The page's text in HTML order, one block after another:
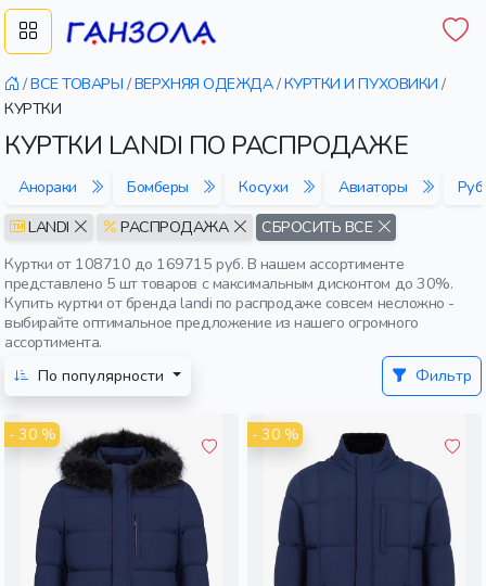
/ВСЕ ТОВАРЫ /ВЕРХНЯЯ ОДЕЖДА/КУРТКИ И ПУХОВИКИ /
КУРТКИ
КУРТКИ LANDI ПО РАСПРОДАЖЕ
Анораки Бомберы Косухи Авиаторы
LANDI
РАСПРОДАЖА
СБРОСИТЬ ВСЕ
Куртки от 108710 до 169715 руб. В нашем ассортименте
представлено 5 шт товаров с максимальным дисконтом до 30%.
Купить куртки от бренда landi по распродаже совсем несложно -
выбирайте оптимальное предложение из нашего огромного
ассортимента.
По популярности
Фильтр
- 30 % - 30 %